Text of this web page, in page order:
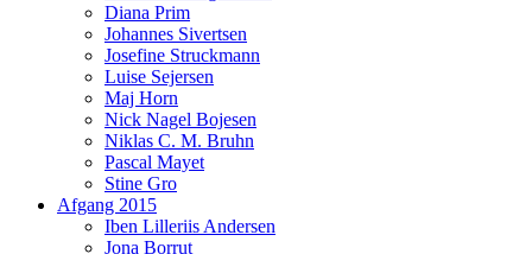
Diana Prim
Johannes Sivertsen
Josefine Struckmann
Luise Sejersen
Maj Horn
Nick Nagel Bojesen
Niklas C. M. Bruhn
Pascal Mayet
Stine Gro
Afgang 2015
Iben Lilleriis Andersen
Jona Borrut